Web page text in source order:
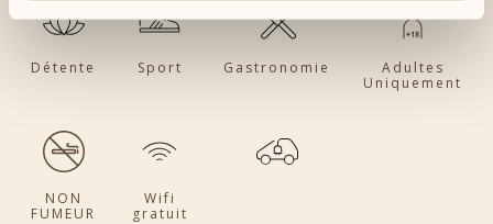
Détente Sport Gastronomie
Adultes
Uniquement
NON
FUMEUR
Wifi
gratuit